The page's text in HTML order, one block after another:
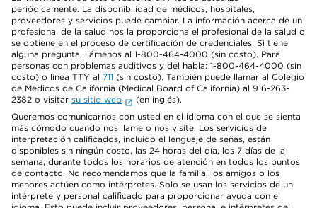
periódicamente. La disponibilidad de médicos, hospitales,
proveedores y servicios puede cambiar. La información acerca de un
profesional de la salud nos la proporciona el profesional de la salud o
se obtiene en el proceso de certificación de credenciales. Si tiene
alguna pregunta, llámenos al 1-800-464-4000 (sin costo). Para
personas con problemas auditivos y del habla: 1-800-464-4000 (sin
costo) o línea TTY al 711 (sin costo). También puede llamar al Colegio
de Médicos de California (Medical Board of California) al 916-263-
2382 o visitar su sitio web
(en inglés).
Queremos comunicarnos con usted en el idioma con el que se sienta
más cómodo cuando nos llame o nos visite. Los servicios de
interpretación calificados, incluido el lenguaje de señas, están
disponibles sin ningún costo, las 24 horas del día, los 7 días de la
semana, durante todos los horarios de atención en todos los puntos
de contacto. No recomendamos que la familia, los amigos o los
menores actúen como intérpretes. Solo se usan los servicios de un
intérprete y personal calificado para proporcionar ayuda con el